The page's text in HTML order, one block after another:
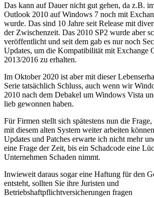
Das kann auf Dauer nicht gut gehen, da z.B.
Outlook 2010 auf Windows 7 noch mit
wurde. Das sind 10 Jahre seit Release mit
der Zwischenzeit. Das 2010 SP2 wurde aber
veröffentlicht und seit dem gab es nur noch
Updates, um die Kompatibilität mit Exchange
2013/2016 zu erhalten.
Im Oktober 2020 ist aber mit dieser
Serie tatsächlich Schluss, auch wenn wir
2010 nach dem Debakel um Windows Vista
lieb gewonnen haben.
Für Firmen stellt sich spätestens nun die
mit diesem alten System weiter arbeiten
Updates und Patches erwarte ich nicht mehr
eine Frage der Zeit, bis ein Schadcode eine
Unternehmen Schaden nimmt.
Inwieweit daraus sogar eine Haftung für den
entsteht, sollten Sie ihre Juristen und
Betriebshaftpflichtversicherungen fragen